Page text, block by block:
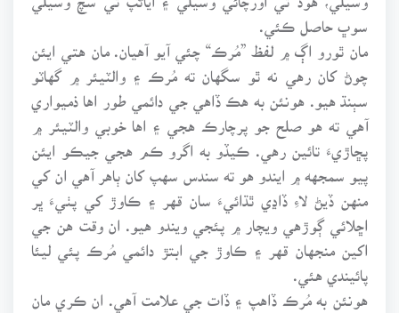
سوڀ حاصل ڪئي.
مان ٿورو اڳ ۾ لفظ ”مُرڪ“ چئي آيو آهيان. مان هتي ايئن
چوڻ کان رهي نه ٿو سگهان ته مُرڪ ۽ والٽيئر ۾ گهاٽو
سٻنڌ هيو. هونئن به هڪ ڏاهي جي دائمي طور اها ذميواري
آهي ته هو صلح جو پرچارڪ هجي ۽ اها خوبي والٽيئر ۾
پڇاڙيءَ تائين رهي. ڪيڏو به اگرو ڪم هجي جيڪو ايئن
پيو سمجهه ۾ ايندو هو ته سندس سهپ کان ٻاهر آهي ان کي
منهن ڏيڻ لاءِ ڏاڍي ٿڌائيءَ سان قهر ۽ ڪاوڙ کي پٺيءَ ڀر
اڇلائي ڳوڙهي ويچار ۾ پئجي ويندو هيو. ان وقت هن جي
اکين منجهان قهر ۽ ڪاوڙ جي ابتڙ دائمي مُرڪ پئي ليئا
پائيندي هئي.
هونئن به مُرڪ ڏاهپ ۽ ڏات جي علامت آهي. ان ڪري مان